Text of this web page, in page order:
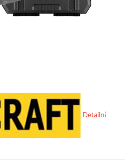
Detailní